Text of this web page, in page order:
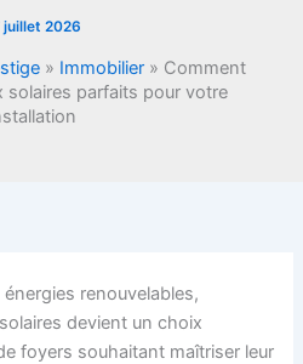
juillet 2026
» Immobilier» Comment
solaires parfaits pour votre
renouvelables,
devient un choix
foyers souhaitant maîtriser leur